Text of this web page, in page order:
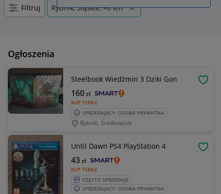
Filtruj Rybnik, Śląskie, +0 km
Ogłoszenia
Steelbook Wiedźmin 3 Dziki Gon
KUP TERAZ
160zł
SPRZEDAJĄCY: OSOBA PRYWATNA
Rybnik, Śródmieście
Until Dawn PS4 PlayStation 4
KUP TERAZ
43zł
CZĘSTO SPRZEDAJE
SPRZEDAJĄCY: OSOBA PRYWATNA